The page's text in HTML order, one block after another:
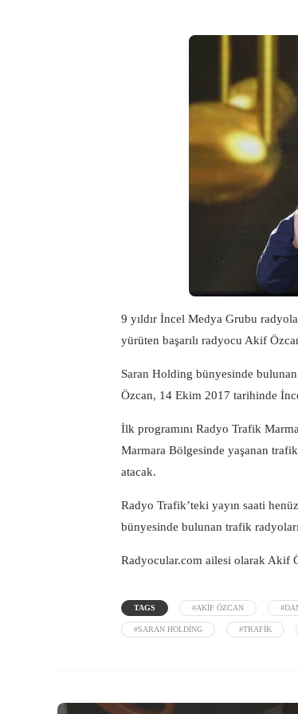
9 yıldır İncel Medya Grubu
yürüten başarılı radyocu Akif
Saran Holding bünyesinde
Özcan, 14 Ekim 2017 tarihinde
İlk programını Radyo Trafik
Marmara Bölgesinde yaşanan
atacak.
Radyo Trafik’teki yayın saati
bünyesinde bulunan trafik
Radyocular.com ailesi olarak Akif
TAGS #AKIF ÖZCAN
#SARAN HOLDING #TRAFIK